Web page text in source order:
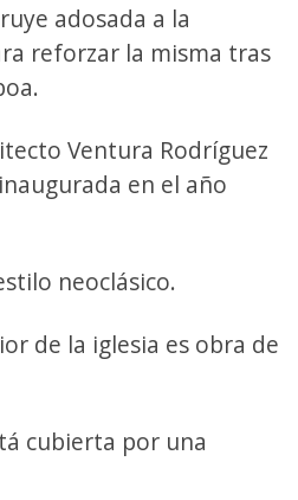
adosada a la
reforzar la misma tras
Ventura Rodríguez
en el año
neoclásico.
de la iglesia es obra de
cubierta por una